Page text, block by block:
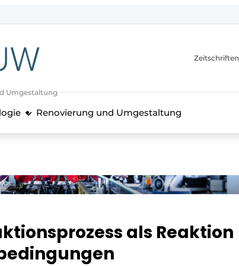
Umgestaltung
Zeitschriften
Renovierung und Umgestaltung
als Reaktion